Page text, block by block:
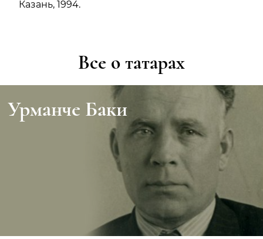
Казань, 1994.
Все о татарах
Урманче Баки